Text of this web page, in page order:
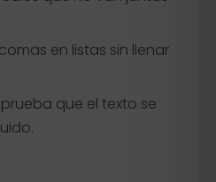
en listas sin llenar
que el texto se